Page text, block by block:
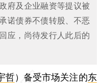
府及企业融资等提议被
诺债券不债转股、不恶
应，尚待发行人此后的
哲） 备受市场关注的东